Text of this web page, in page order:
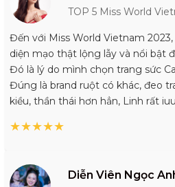
TOP 5 Miss World
Đến với Miss World Vietnam
diện mạo thật lộng lẫy và nổi bật
Đó là lý do mình chọn trang sức
Đúng là brand ruột có khác, đeo
kiều, thần thái hơn hẳn, Linh rất
★★★★★
Diễn Viên Ngọc